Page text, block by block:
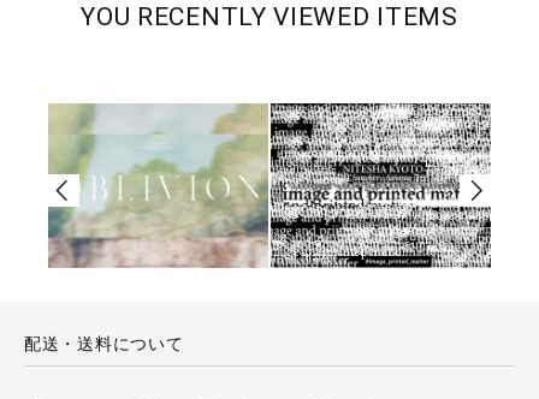
YOU RECENTLY VIEWED ITEMS
配送・送料について